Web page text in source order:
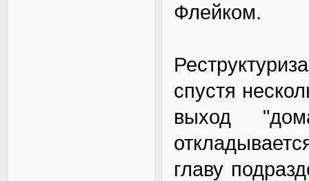
Флейком.
спустя
выход
главу